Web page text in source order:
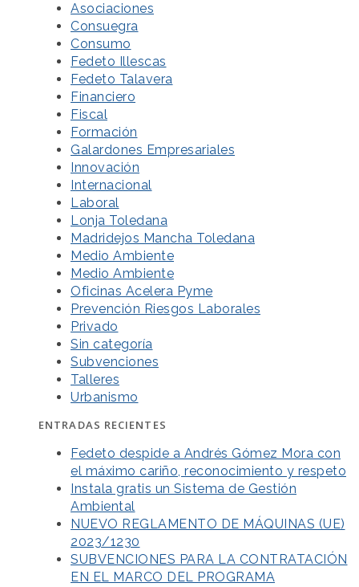
Asociaciones
Consuegra
Consumo
Fedeto Illescas
Fedeto Talavera
Financiero
Fiscal
Formación
Galardones Empresariales
Innovación
Internacional
Laboral
Lonja Toledana
Madridejos Mancha Toledana
Medio Ambiente
Medio Ambiente
Oficinas Acelera Pyme
Prevención Riesgos Laborales
Privado
Sin categoría
Subvenciones
Talleres
Urbanismo
ENTRADAS RECIENTES
Fedeto despide a Andrés Gómez Mora con
el máximo cariño, reconocimiento y respeto
Instala gratis un Sistema de Gestión
Ambiental
NUEVO REGLAMENTO DE MÁQUINAS (UE)
2023/1230
SUBVENCIONES PARA LA CONTRATACIÓN
EN EL MARCO DEL PROGRAMA